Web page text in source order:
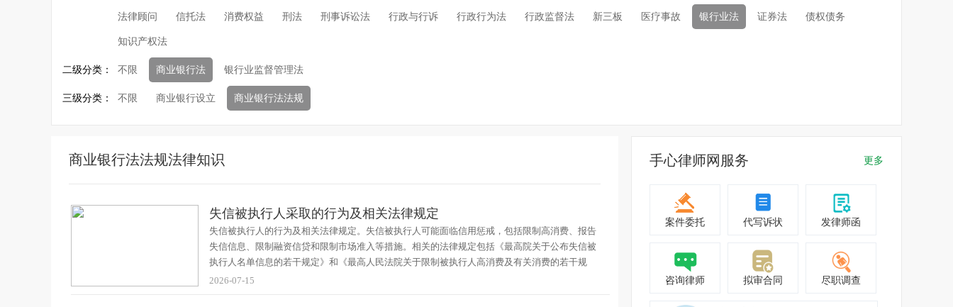
法律顾问 信托法 消费权益 刑法 刑事诉讼法 行政与行诉 行政行为法 行政监督法 新三板 医疗事故 银行业法 证券法 债权债务
知识产权法
二级分类： 不限 商业银行法 银行业监督管理法
三级分类： 不限 商业银行设立 商业银行法法规
商业银行法法规法律知识
失信被执行人采取的行为及相关法律规定
失信被执行人的行为及相关法律规定。失信被执行人可能面临信用惩戒，包括限制高消费、报告
失信信息、限制融资信贷和限制市场准入等措施。相关的法律规定包括《最高院关于公布失信被
执行人名单信息的若干规定》和《最高人民法院关于限制被执行人高消费及有关消费的若干规
2026-07-15
更多
手心律师网服务
案件委托 代写诉状 发律师函
咨询律师 拟审合同 尽职调查